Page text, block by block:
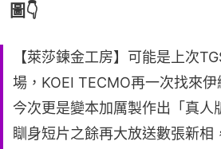
圖👇
【萊莎鍊金工房】可能是上次
場，KOEI TECMO再一次找來
今次更是變本加厲製作出「真人
瞓身短片之餘再大放送數張新相